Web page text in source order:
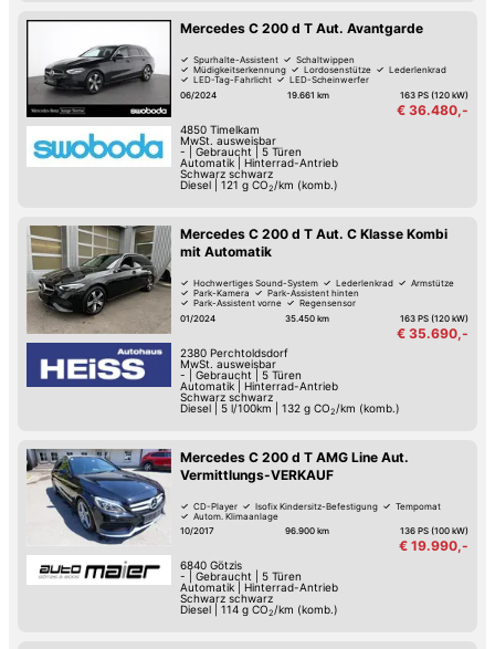
Mercedes C 200 d T Aut. Avantgarde
Spurhalte-Assistent
Schaltwippen
Müdigkeitserkennung
Lordosenstütze
Lederlenkrad
LED-Tag-Fahrlicht
LED-Scheinwerfer
Elektrische Heckklappe
06/2024 19.661 km 163 PS (120 kW)
€ 36.480,-
4850 Timelkam
MwSt. ausweisbar
-
Gebraucht
5 Türen
Automatik| Hinterrad-Antrieb
Schwarz schwarz
Diesel
121 g CO2 /km (komb.)
Mercedes C 200 d T Aut. C Klasse Kombi
mit Automatik
Hochwertiges Sound-System Lederlenkrad
Armstütze
Park-Kamera
Park-Assistent hinten
Park-Assistent vorne
Regensensor
Isofix Kindersitz-Befestigung
01/2024 35.450 km 163 PS (120 kW)
€ 35.690,-
2380 Perchtoldsdorf
MwSt. ausweisbar
-
Gebraucht
5 Türen
Automatik| Hinterrad-Antrieb
Schwarz schwarz
Diesel
5 l/100km 132 g CO2 /km (komb.)
Mercedes C 200 d T AMG Line Aut.
Vermittlungs-VERKAUF
CD-Player Isofix Kindersitz-Befestigung
Tempomat
Autom. Klimaanlage
10/2017
96.900 km 136 PS (100 kW)
€ 19.990,-
6840 Götzis
-
Gebraucht
5 Türen
Automatik| Hinterrad-Antrieb
Schwarz schwarz
Diesel
114 g CO2 /km (komb.)